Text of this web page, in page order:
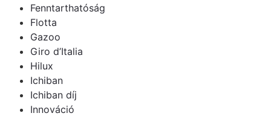
Fenntarthatóság
Flotta
Gazoo
Giro d’Italia
Hilux
Ichiban
Ichiban díj
Innováció